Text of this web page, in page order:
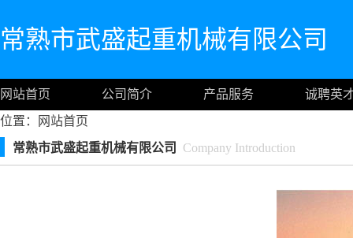
常熟市武盛起重机械有限公司
网站首页 公司简介 产品服务
诚聘英
位置：
网站首页
常熟市武盛起重机械有限公司
Company Introduction